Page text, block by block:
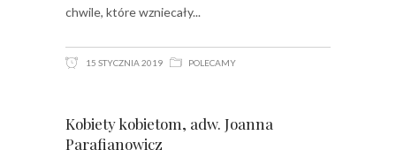
chwile, które wzniecały
15 STYCZNIA 2019 POLECAMY
Kobiety kobietom, adw. Joanna
Parafianowicz